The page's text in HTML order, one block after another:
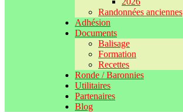
Randonnées anciennes
Adhésion
Documents
Balisage
Formation
Recettes
Ronde / Baronnies
Utilitaires
Partenaires
Blog